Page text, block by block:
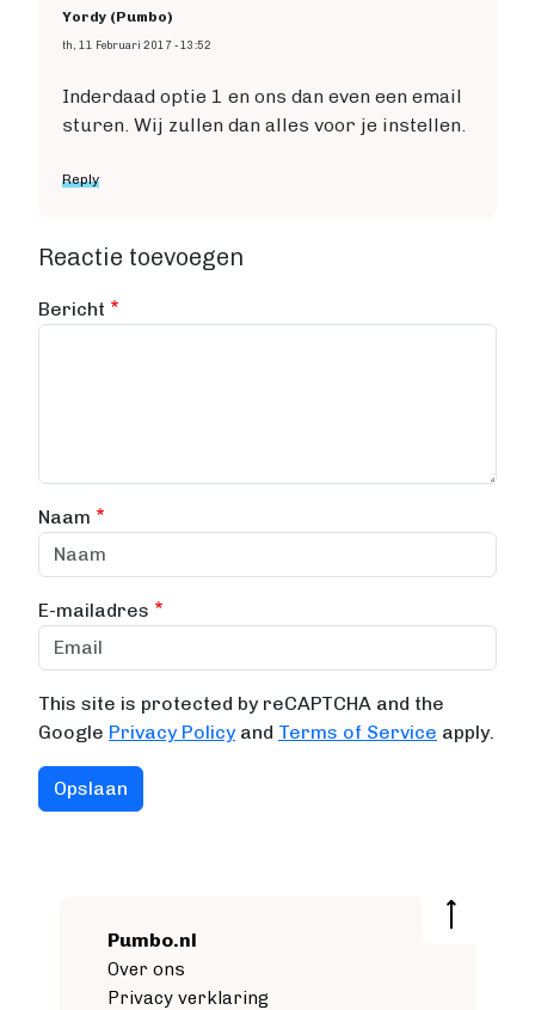
Yordy (Pumbo)
th, 11 Februari 2017 - 13:52
Inderdaad optie 1 en ons dan even een email
sturen. Wij zullen dan alles voor je instellen.
Reply
Reactie toevoegen
Bericht
Naam
E-mailadres
This site is protected by reCAPTCHA and the
Google Privacy Policyand Terms of Service apply.
Pumbo.nl
Over ons
Privacy verklaring